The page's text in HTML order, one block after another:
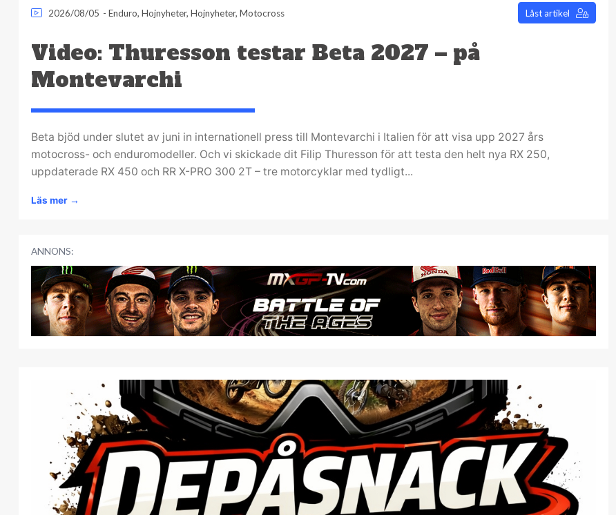
2026/08/05 - Enduro, Hojnyheter, Hojnyheter, Motocross Låst artikel
Video: Thuresson testar Beta 2027 – på
Montevarchi
Beta bjöd under slutet av juni in internationell press till Montevarchi i Italien för att visa upp 2027 års
motocross- och enduromodeller. Och vi skickade dit Filip Thuresson för att testa den helt nya RX 250,
uppdaterade RX 450 och RR X-PRO 300 2T – tre motorcyklar med tydligt...
Läs mer →
ANNONS: